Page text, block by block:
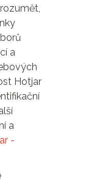
a
Hotjar
a
-